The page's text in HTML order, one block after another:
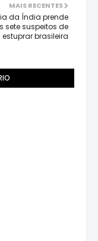
MAIS RECENTES
da Índia prende
sete suspeitos de
estuprar brasileira